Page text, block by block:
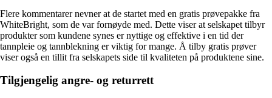
Flere kommentarer nevner at de startet med en gratis prøvepakke fra
WhiteBright, som de var fornøyde med. Dette viser at selskapet tilbyr
produkter som kundene synes er nyttige og effektive i en tid der
tannpleie og tannblekning er viktig for mange. Å tilby gratis prøver
viser også en tillit fra selskapets side til kvaliteten på produktene sine.
Tilgjengelig angre- og returrett